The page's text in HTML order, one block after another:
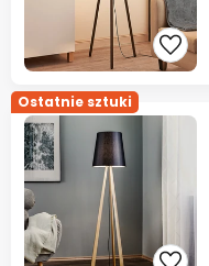
Ostatnie sztuki